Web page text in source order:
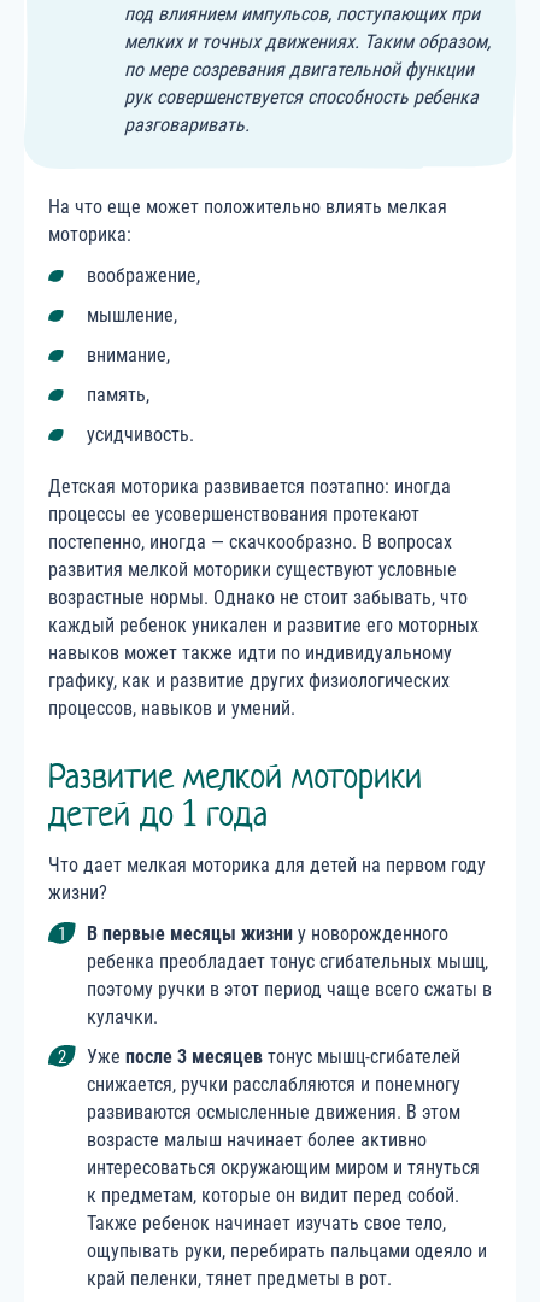
под влиянием импульсов, поступающих при
мелких и точных движениях. Таким образом,
по мере созревания двигательной функции
рук совершенствуется способность ребенка
разговаривать.
На что еще может положительно влиять мелкая
моторика:
воображение,
мышление,
внимание,
память,
усидчивость.
Детская моторика развивается поэтапно: иногда
процессы ее усовершенствования протекают
постепенно, иногда — скачкообразно. В вопросах
развития мелкой моторики существуют условные
возрастные нормы. Однако не стоит забывать, что
каждый ребенок уникален и развитие его моторных
навыков может также идти по индивидуальному
графику, как и развитие других физиологических
процессов, навыков и умений.
Развитие мелкой моторики
детей до 1 года
Что дает мелкая моторика для детей на первом году
жизни?
В первые месяцы жизни у новорожденного
ребенка преобладает тонус сгибательных мышц,
поэтому ручки в этот период чаще всего сжаты в
кулачки.
Уже после 3 месяцев тонус мышц-сгибателей
снижается, ручки расслабляются и понемногу
развиваются осмысленные движения. В этом
возрасте малыш начинает более активно
интересоваться окружающим миром и тянуться
к предметам, которые он видит перед собой.
Также ребенок начинает изучать свое тело,
ощупывать руки, перебирать пальцами одеяло и
край пеленки, тянет предметы в рот.